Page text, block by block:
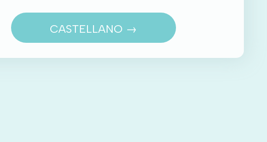
CASTELLANO →